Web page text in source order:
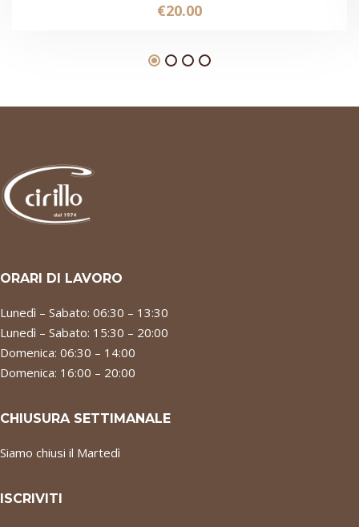
€20.00
ORARI DI LAVORO
Lunedì – Sabato: 06:30 – 13:30
Lunedì – Sabato: 15:30 – 20:00
Domenica: 06:30 – 14:00
Domenica: 16:00 – 20:00
CHIUSURA SETTIMANALE
Siamo chiusi il Martedì
ISCRIVITI